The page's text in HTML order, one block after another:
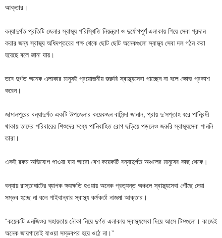
আক্তার।
বন্যাদুর্গত প্রতিটি জেলার স্বাস্থ্য পরিস্থিতি নিয়ন্ত্রণ ও দুর্যোগপূর্ণ এলাকায় গিয়ে সেবা প্রদান
করার জন্য স্বাস্থ্য অধিদপ্তরের পক্ষ থেকে ছোট ছোট অনেকগুলো স্বাস্থ্য সেবা দল গঠন করা
হয়েছে বলে জানা যায়।
তবে দুর্গত অনেক এলাকার মানুষই প্রয়োজনীয় জরুরি স্বাস্থ্যসেবা পাচ্ছেন না বলে ক্ষোভ প্রকাশ
করেন।
জামালপুরের বন্যাদুর্গত একটি উপজেলার কয়েকজন বাসিন্দা জানান, প্রায় দু’সপ্তাহ ধরে পানিবন্দী
থাকায় তাদের পরিবারের শিশুদের মধ্যে পানিবাহিত রোগ ছড়িয়ে পড়লেও জরুরি স্বাস্থ্যসেবা পাননি
তারা।
একই রকম অভিযোগ পাওয়া যায় আরো বেশ কয়েকটি বন্যাদুর্গত অঞ্চলের মানুষের কাছ থেকে।
বন্যায় রাস্তাঘাটের ব্যাপক ক্ষয়ক্ষতি হওয়ায় অনেক প্রত্যন্ত অঞ্চলে স্বাস্থ্যসেবা পৌঁছে দেয়া
সম্ভব হচ্ছে না বলে গাইবান্ধার স্বাস্থ্য কর্মকর্তা নাজমা আক্তার।
“কয়েকটি এনজিওর সহায়তায় নৌকা নিয়ে দুর্গত এলাকায় স্বাস্থ্যসেবা দিয়ে আসে টিমগুলো। কাজেই
অনেক জায়গাতেই যাওয়া সম্ভবপর হয়ে ওঠে না।”